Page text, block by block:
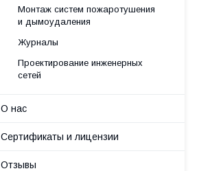
Монтаж систем пожаротушения
и дымоудаления
Журналы
Проектирование инженерных
сетей
О нас
Сертификаты и лицензии
Отзывы